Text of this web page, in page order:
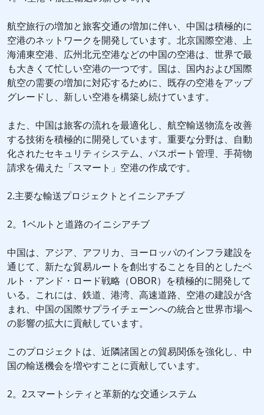
航空旅行の増加と旅客交通の増加に伴い、中国は積極的に
空港のネットワークを開発しています。北京国際空港、上
海浦東空港、広州北元空港などの中国の空港は、世界で最
も大きくて忙しい空港の一つです。国は、国内および国際
航空の需要の増加に対応するために、既存の空港をアップ
グレードし、新しい空港を構築し続けています。
また、中国は旅客の流れを最適化し、航空輸送物流を改善
する技術を積極的に開発しています。重要な分野は、自動
化されたセキュリティシステム、パスポート管理、手荷物
請求を備えた「スマート」空港の作成です。
2.主要な輸送プロジェクトとイニシアチブ
2。1ベルトと道路のイニシアチブ
中国は、アジア、アフリカ、ヨーロッパのインフラ建設を
通じて、新たな貿易ルートを創出することを目的としたベ
ルト・アンド・ロード戦略（OBOR）を積極的に開発して
いる。これには、鉄道、港湾、高速道路、空港の建設が含
まれ、中国の国際サプライチェーンへの統合と世界市場へ
の影響の拡大に貢献しています。
このプロジェクトは、近隣諸国との貿易関係を強化し、中
国の輸送機会を増やすことに貢献しています。
2。2スマートシティと革新的な交通システム